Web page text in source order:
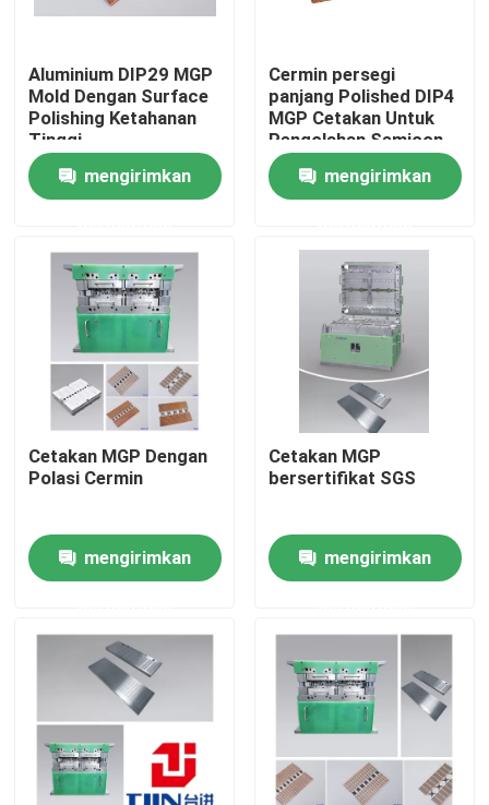
Rumah
Video
Tentang Kami
Tur Pabrik
Minta Kutipan
mesin cetakan semikonduktor
Mesin Trim dan Bentuk
IC Lead Frame Stamping Mold
Aluminium DIP29 MGP
Mold Dengan Surface
Polishing Ketahanan
Tinggi
mengirimkan
Cermin persegi
panjang Polished DIP4
MGP Cetakan Untuk
Pengolahan Semicon
mengirimkan
Cetakan MGP Dengan
Polasi Cermin
mengirimkan
Cetakan MGP
bersertifikat SGS
mengirimkan